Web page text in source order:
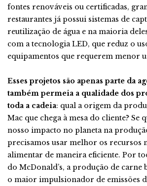
fontes renováveis ou certificadas,
restaurantes já possui sistemas de
reutilização de água e na maioria
com a tecnologia LED, que reduz o
equipamentos que requerem menor
Esses projetos são apenas parte da
também permeia a qualidade dos
toda a cadeia: qual a origem da
Mac que chega à mesa do cliente?
nosso impacto no planeta na
precisamos usar melhor os recursos
alimentar de maneira eficiente. Por
do McDonald’s, a produção de carne
o maior impulsionador de emissões